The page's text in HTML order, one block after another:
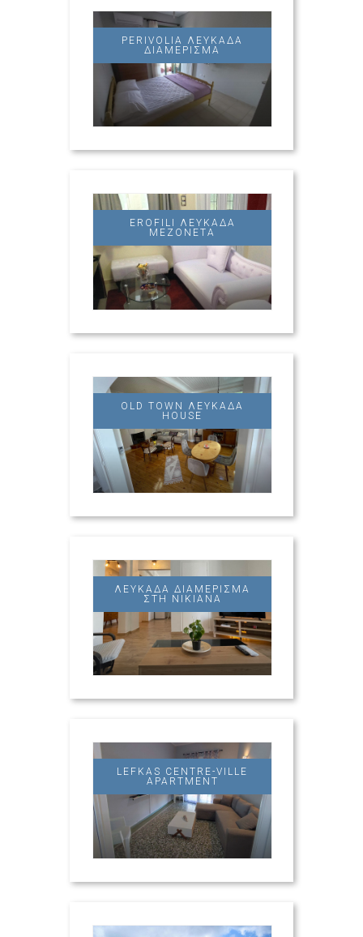
PERIVOLIA ΛΕΥΚΆΔΑ
ΔΙΑΜΈΡΙΣΜΑ
EROFILI ΛΕΥΚΆΔΑ
ΜΕΖΟΝΈΤΑ
OLD TOWN ΛΕΥΚΆΔΑ
HOUSE
ΛΕΥΚΆΔΑ ΔΙΑΜΈΡΙΣΜΑ
ΣΤΗ ΝΙΚΙΆΝΑ
LEFKAS CENTRE-VILLE
APARTMENT